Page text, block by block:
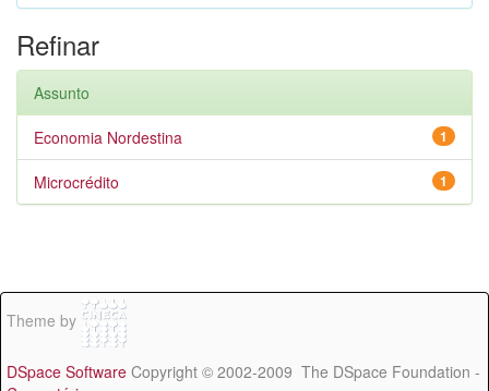
Refinar
Assunto
1
Economia Nordestina
1
Microcrédito
Theme by
DSpace Software Copyright © 2002-2009 The DSpace Foundation -